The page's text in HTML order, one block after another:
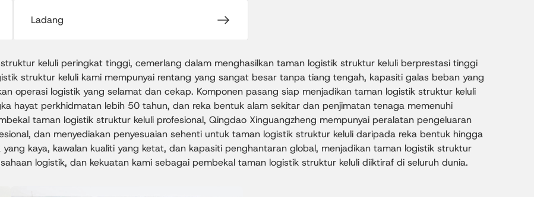
Ladang
keluli peringkat tinggi, cemerlang dalam menghasilkan taman logistik struktur keluli berprestasi tinggi
struktur keluli kami mempunyai rentang yang sangat besar tanpa tiang tengah, kapasiti galas beban yang
operasi logistik yang selamat dan cekap. Komponen pasang siap menjadikan taman logistik struktur keluli
hayat perkhidmatan lebih 50 tahun, dan reka bentuk alam sekitar dan penjimatan tenaga memenuhi
taman logistik struktur keluli profesional, Qingdao Xinguangzheng mempunyai peralatan pengeluaran
dan menyediakan penyesuaian sehenti untuk taman logistik struktur keluli daripada reka bentuk hingga
kaya, kawalan kualiti yang ketat, dan kapasiti penghantaran global, menjadikan taman logistik struktur
logistik, dan kekuatan kami sebagai pembekal taman logistik struktur keluli diiktiraf di seluruh dunia.